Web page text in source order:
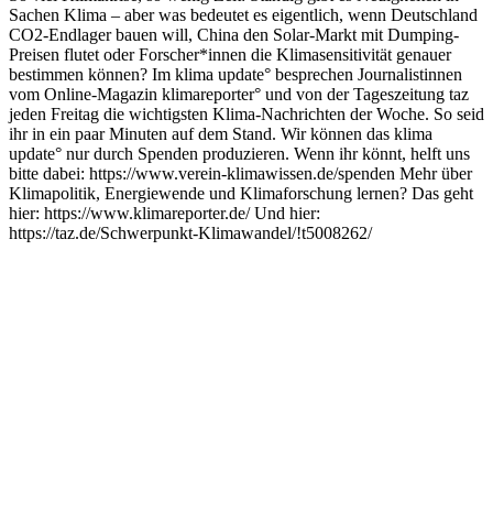
Sachen Klima – aber was bedeutet es eigentlich, wenn Deutschland
CO2-Endlager bauen will, China den Solar-Markt mit Dumping-
Preisen flutet oder Forscher*innen die Klimasensitivität genauer
bestimmen können? Im klima update° besprechen Journalistinnen
vom Online-Magazin klimareporter° und von der Tageszeitung taz
jeden Freitag die wichtigsten Klima-Nachrichten der Woche. So seid
ihr in ein paar Minuten auf dem Stand. Wir können das klima
update° nur durch Spenden produzieren. Wenn ihr könnt, helft uns
bitte dabei: https://www.verein-klimawissen.de/spenden Mehr über
Klimapolitik, Energiewende und Klimaforschung lernen? Das geht
hier: https://www.klimareporter.de/ Und hier:
https://taz.de/Schwerpunkt-Klimawandel/!t5008262/